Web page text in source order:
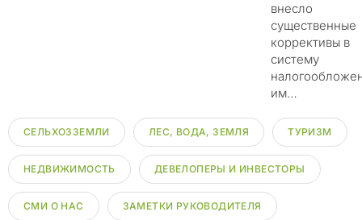
внесло
существенные
коррективы в
систему
им…
СЕЛЬХОЗЗЕМЛИ ЛЕС, ВОДА, ЗЕМЛЯ ТУРИЗМ
НЕДВИЖИМОСТЬ ДЕВЕЛОПЕРЫ И ИНВЕСТОРЫ
СМИ О НАС ЗАМЕТКИ РУКОВОДИТЕЛЯ
р
у
ю
щ
и
х